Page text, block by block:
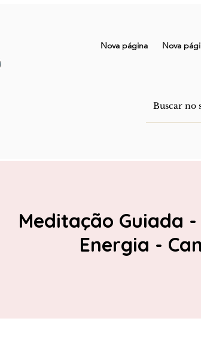
Nova página Nova
Meditação Guiada
Energia -